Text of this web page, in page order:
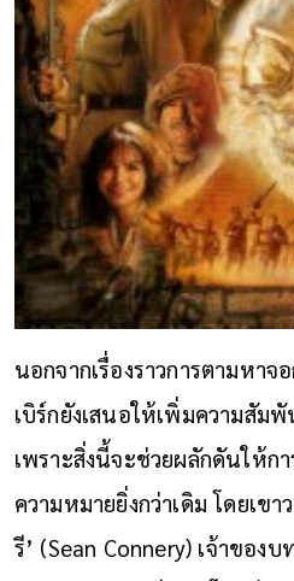
นอกจากเรื่องราวการตามหา
เบิร์กยังเสนอให้เพิ่มความสัม
เพราะสิ่งนี้จะช่วยผลักดันให้ก
ความหมายยิ่งกว่าเดิม โดยเข
รี’ (Sean Connery) เจ้าของ